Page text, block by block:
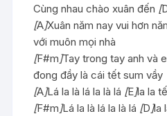
Cùng nhau chào xuân đến [
[A]Xuân năm nay vui hơn
với muôn mọi nhà
[F#m]Tay trong tay anh và
đong đầy là cái tết sum vầy
[A]Lá la là lá la là lá [E]la la
[F#m]Lá la là lá la là lá [D]la